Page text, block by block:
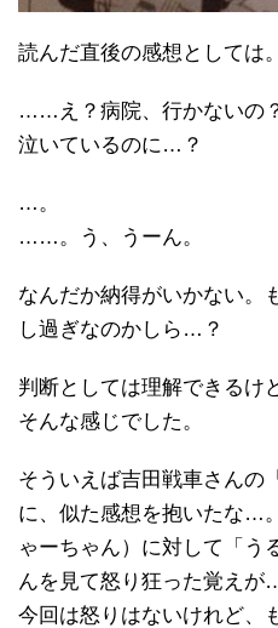
読んだ直後の感想としては。
……え？病院、行かないの
泣いているのに…？
…。
……。う、うーん。
なんだか納得がいかない
し過ぎなのかしら…？
判断としては理解できるけ
そんな感じでした。
そういえば吉田戦車さんの
に、似た感想を抱いたな…
ゃーちゃん）に対して「
んを見て怒り狂った覚えが…
今回は怒りはないけれど、